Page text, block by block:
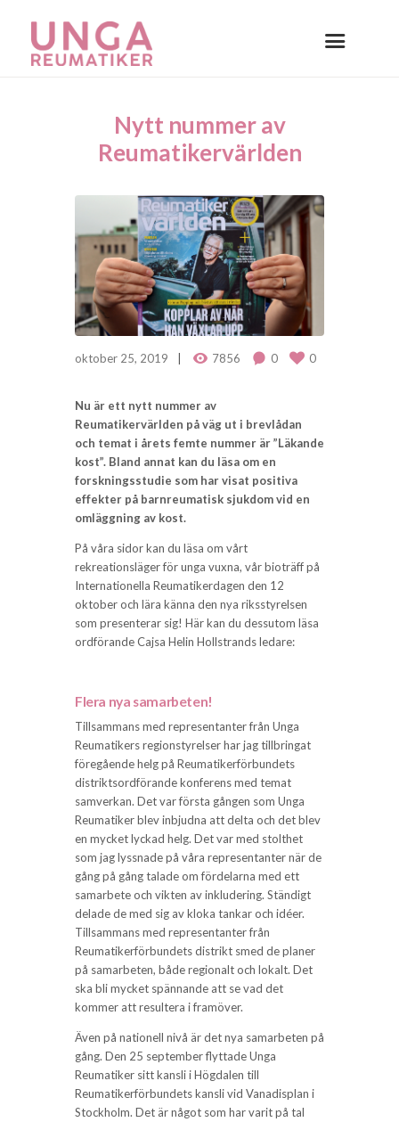
Nytt nummer av
Reumatikervärlden
oktober 25, 2019 7856 0 0
Nu är ett nytt nummer av
Reumatikervärlden på väg ut i brevlådan
och temat i årets femte nummer är ”Läkande
kost”. Bland annat kan du läsa om en
forskningsstudie som har visat positiva
effekter på barnreumatisk sjukdom vid en
omläggning av kost.
På våra sidor kan du läsa om vårt
rekreationsläger för unga vuxna, vår bioträff på
Internationella Reumatikerdagen den 12
oktober och lära känna den nya riksstyrelsen
som presenterar sig! Här kan du dessutom läsa
ordförande Cajsa Helin Hollstrands ledare:
Flera nya samarbeten!
Tillsammans med representanter från Unga
Reumatikers regionstyrelser har jag tillbringat
föregående helg på Reumatikerförbundets
distriktsordförande konferens med temat
samverkan. Det var första gången som Unga
Reumatiker blev inbjudna att delta och det blev
en mycket lyckad helg. Det var med stolthet
som jag lyssnade på våra representanter när de
gång på gång talade om fördelarna med ett
samarbete och vikten av inkludering. Ständigt
delade de med sig av kloka tankar och idéer.
Tillsammans med representanter från
Reumatikerförbundets distrikt smed de planer
på samarbeten, både regionalt och lokalt. Det
ska bli mycket spännande att se vad det
kommer att resultera i framöver.
Även på nationell nivå är det nya samarbeten på
gång. Den 25 september flyttade Unga
Reumatiker sitt kansli i Högdalen till
Reumatikerförbundets kansli vid Vanadisplan i
Stockholm. Det är något som har varit på tal